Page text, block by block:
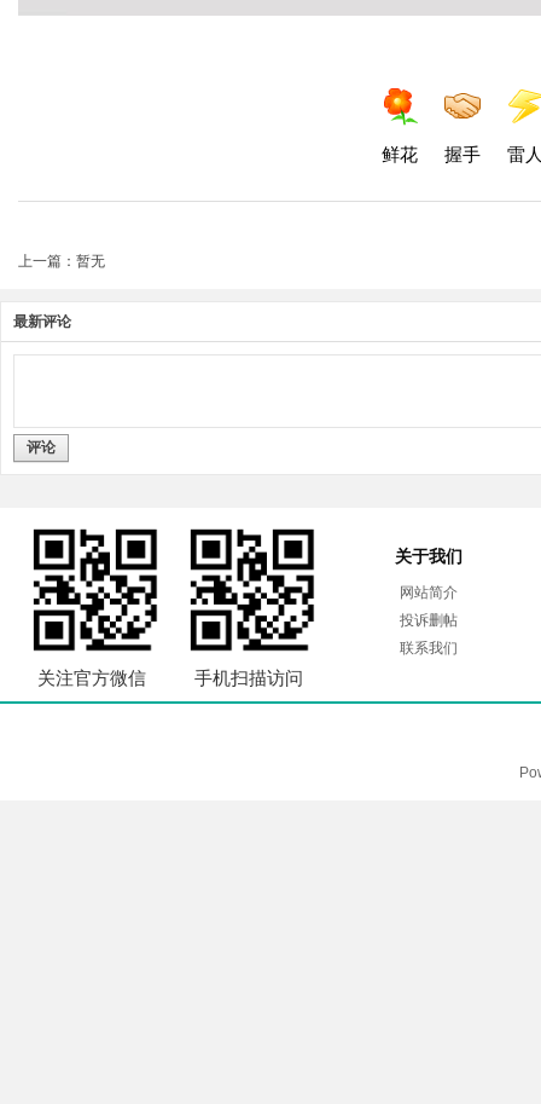
鲜花 握手 雷
上一篇：暂无
最新评论
评论
关注官方微信 手机扫描访问
关于我们
网站简介
投诉删帖
联系我们